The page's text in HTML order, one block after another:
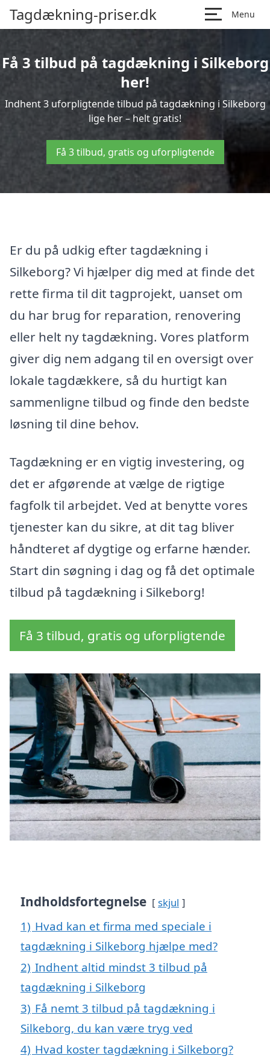
Tagdækning-priser.dk Menu
Få 3 tilbud på tagdækning i Silkeborg
her!
Indhent 3 uforpligtende tilbud på tagdækning i Silkeborg
lige her – helt gratis!
Få 3 tilbud, gratis og uforpligtende
Er du på udkig efter tagdækning i
Silkeborg? Vi hjælper dig med at finde det
rette firma til dit tagprojekt, uanset om
du har brug for reparation, renovering
eller helt ny tagdækning. Vores platform
giver dig nem adgang til en oversigt over
lokale tagdækkere, så du hurtigt kan
sammenligne tilbud og finde den bedste
løsning til dine behov.
Tagdækning er en vigtig investering, og
det er afgørende at vælge de rigtige
fagfolk til arbejdet. Ved at benytte vores
tjenester kan du sikre, at dit tag bliver
håndteret af dygtige og erfarne hænder.
Start din søgning i dag og få det optimale
tilbud på tagdækning i Silkeborg!
Få 3 tilbud, gratis og uforpligtende
Indholdsfortegnelse skjul
1) Hvad kan et firma med speciale i
tagdækning i Silkeborg hjælpe med?
2) Indhent altid mindst 3 tilbud på
tagdækning i Silkeborg
3) Få nemt 3 tilbud på tagdækning i
Silkeborg, du kan være tryg ved
4) Hvad koster tagdækning i Silkeborg?